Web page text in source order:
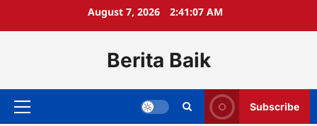
August 7, 2026 2:41:08 AM
Berita Baik
Primary
Subscribe